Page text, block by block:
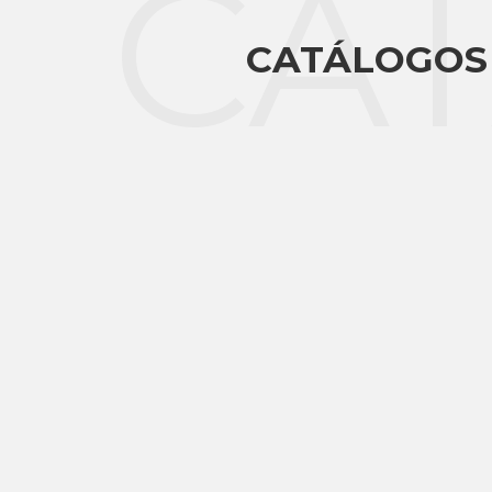
CATÁLOGOS